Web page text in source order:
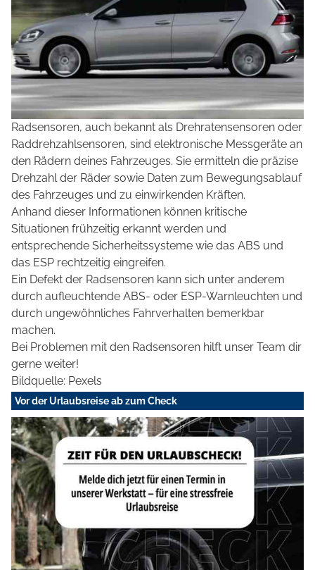
Radsensoren, auch bekannt als Drehratensensoren oder
Raddrehzahlsensoren, sind elektronische Messgeräte an
den Rädern deines Fahrzeuges. Sie ermitteln die präzise
Drehzahl der Räder sowie Daten zum Bewegungsablauf
des Fahrzeuges und zu einwirkenden Kräften.
Anhand dieser Informationen können kritische
Situationen frühzeitig erkannt werden und
entsprechende Sicherheitssysteme wie das ABS und
das ESP rechtzeitig eingreifen.
Ein Defekt der Radsensoren kann sich unter anderem
durch aufleuchtende ABS- oder ESP-Warnleuchten und
durch ungewöhnliches Fahrverhalten bemerkbar
machen.
Bei Problemen mit den Radsensoren hilft unser Team dir
gerne weiter!
Bildquelle: Pexels
Vor der Urlaubsreise ab zum Check